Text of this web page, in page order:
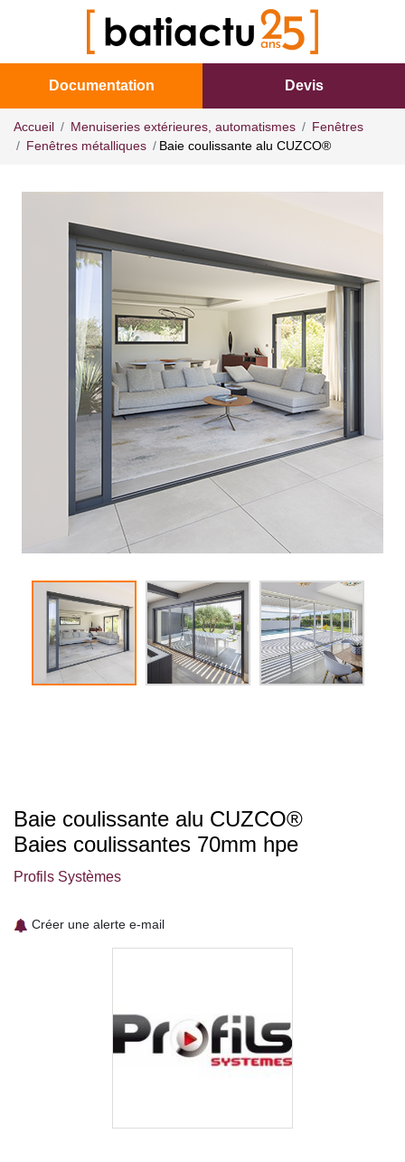
Documentation Devis
Accueil Menuiseries extérieures, automatismes
Fenêtres
Fenêtres métalliques
Baie coulissante alu CUZCO®
Baie coulissante alu CUZCO®
Baies coulissantes 70mm hpe
Profils Systèmes
Créer une alerte e-mail